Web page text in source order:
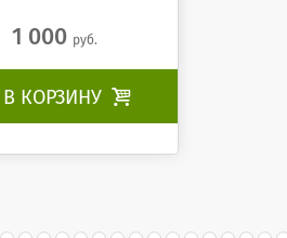
1 000 руб.
В КОРЗИНУ 